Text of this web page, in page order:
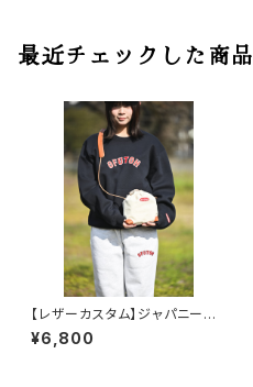
最近チェックした商品
【レザーカスタム】ジャパニーズ
コラボサコッシュ コニャック
¥6,800